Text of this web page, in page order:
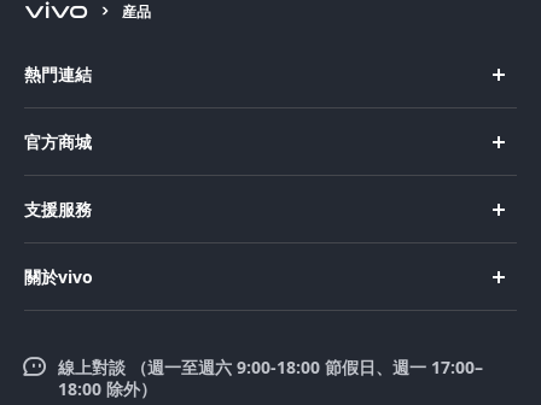
産品
熱門連結
X200 Pro
X200
X200 FE
V50 Lite 5G
V50
官方商城
購買手機
購買配件
支援服務
服務中心
Funtouch OS
關於vivo
新聞中心線上對談 （週一至週六 9:00-18:00 節假日、週一 17:00–
18:00 除外）